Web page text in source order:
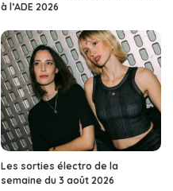
à l’ADE 2026
Les sorties électro de la
semaine du 3 août 2026